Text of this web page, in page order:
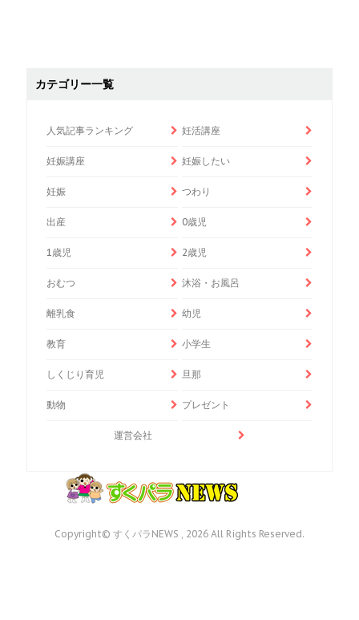
カテゴリー一覧
人気記事ランキング 妊活講座
妊娠講座 妊娠したい
妊娠 つわり
出産 0歳児
1歳児 2歳児
おむつ 沐浴・お風呂
離乳食 幼児
教育 小学生
しくじり育児 旦那
動物 プレゼント
運営会社
Copyright© すくパラNEWS , 2026 All Rights Reserved.